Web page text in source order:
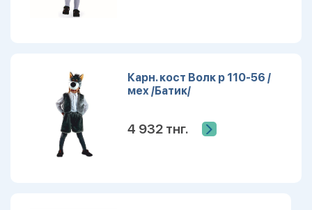
Карн. кост Волк р 110-56 /
мех /Батик/
4 932 тнг.